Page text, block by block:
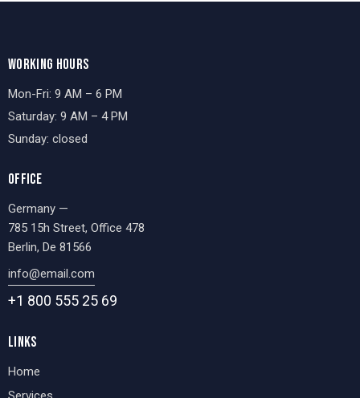
WORKING HOURS
Mon-Fri: 9 AM – 6 PM
Saturday: 9 AM – 4 PM
Sunday: closed
OFFICE
Germany —
785 15h Street, Office 478
Berlin, De 81566
info@email.com
+1 800 555 25 69
LINKS
Home